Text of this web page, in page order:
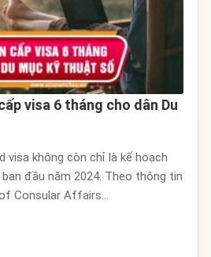
visa 6 tháng cho dân Du
visa không còn chỉ là kế hoạch
đầu năm 2024. Theo thông tin
Consular Affairs...